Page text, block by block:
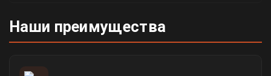
Наши преимущества